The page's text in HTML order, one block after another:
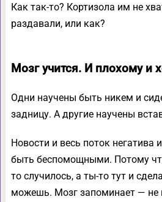
Как так-то? Кортизола им не
раздавали, или как?
Мозг учится. И плохому и
Одни научены быть никем и
задницу. А другие научены
Новости и весь поток негатива
быть беспомощными. Потому
то случилось, а ты-то тут и
можешь. Мозг запоминает — не